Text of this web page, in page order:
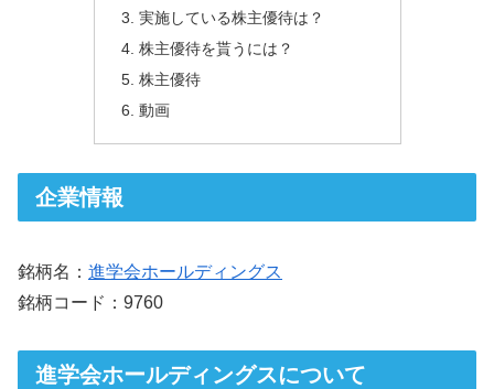
実施している株主優待は？
株主優待を貰うには？
株主優待
動画
企業情報
銘柄名： 進学会ホールディングス
銘柄コード：9760
進学会ホールディングスについて